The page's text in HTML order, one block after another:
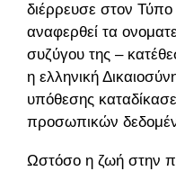
διέρρευσε στον
αναφερθεί τα
συζύγου της –
η ελληνική
υπόθεσης
προσωπικών
Ωστόσο η ζωή στην